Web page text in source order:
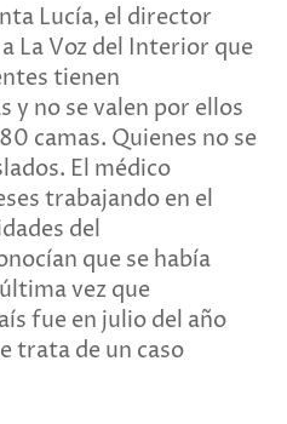
Lucía, el director
La Voz del Interior que
tienen
y no se valen por ellos
camas. Quienes no se
El médico
trabajando en el
del
que se había
vez que
fue en julio del año
trata de un caso